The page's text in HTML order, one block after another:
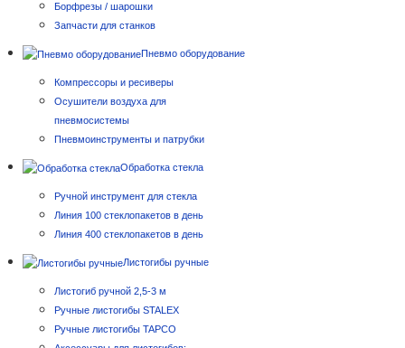
Борфрезы / шарошки
Запчасти для станков
Пневмо оборудование
Компрессоры и ресиверы
Осушители воздуха для
пневмосистемы
Пневмоинструменты и патрубки
Обработка стекла
Ручной инструмент для стекла
Линия 100 стеклопакетов в день
Линия 400 стеклопакетов в день
Листогибы ручные
Листогиб ручной 2,5-3 м
Ручные листогибы STALEX
Ручные листогибы TAPCO